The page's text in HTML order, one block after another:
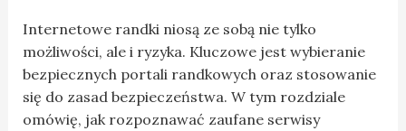
Internetowe randki niosą ze sobą nie tylko
możliwości, ale i ryzyka. Kluczowe jest wybieranie
bezpiecznych portali randkowych oraz stosowanie
się do zasad bezpieczeństwa. W tym rozdziale
omówię, jak rozpoznawać zaufane serwisy